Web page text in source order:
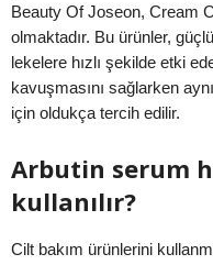
Beauty Of Joseon, Cream
olmaktadır. Bu ürünler,
lekelere hızlı şekilde etki
kavuşmasını sağlarken
için oldukça tercih edilir.
Arbutin serum
kullanılır?
Cilt bakım ürünlerini